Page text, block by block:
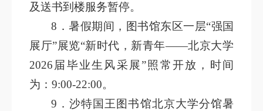
及送书到楼服务暂停。
8 ．暑假期间，图书馆东区一层“强国
展厅”展览“新时代，新青年——北京大学
2026届毕业生风采展”照常开放，时间
为：9:00-22:00。
9 ．沙特国王图书馆北京大学分馆暑